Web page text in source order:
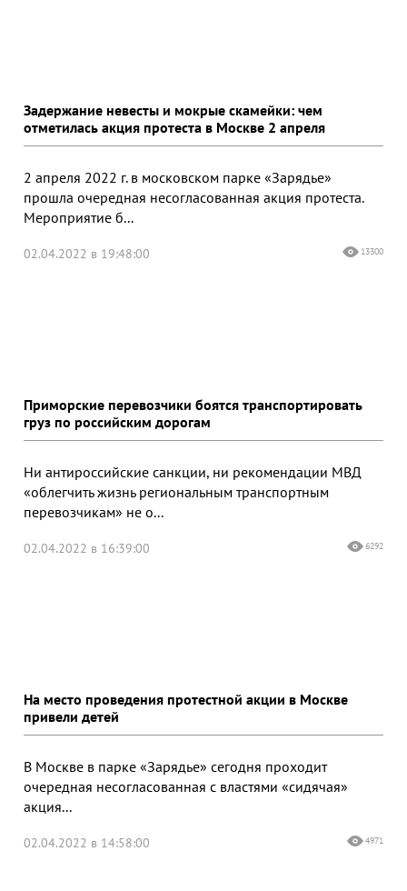
Задержание невесты и мокрые скамейки: чем
отметилась акция протеста в Москве 2 апреля
2 апреля 2022 г. в московском парке «Зарядье»
прошла очередная несогласованная акция протеста.
Мероприятие б...
02.04.2022 в 19:48:00 13300
Приморские перевозчики боятся транспортировать
груз по российским дорогам
Ни антироссийские санкции, ни рекомендации МВД
«облегчить жизнь региональным транспортным
перевозчикам» не о...
02.04.2022 в 16:39:00 6292
На место проведения протестной акции в Москве
привели детей
В Москве в парке «Зарядье» сегодня проходит
очередная несогласованная с властями «сидячая»
акция...
02.04.2022 в 14:58:00 4971